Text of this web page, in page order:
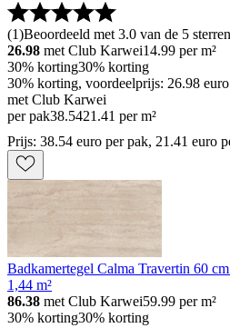
(1)Beoordeeld met 3.0 van de 5
26.98 met Club Karwei14.99 per m²
30% korting30% korting
30% korting, voordeelprijs: 26.98
met Club Karwei
per pak38.5421.41 per m²
Prijs: 38.54 euro per pak, 21.41 euro
Badkamertegel Calma Travertin 60
1,44 m²
86.38 met Club Karwei59.99 per m²
30% korting30% korting